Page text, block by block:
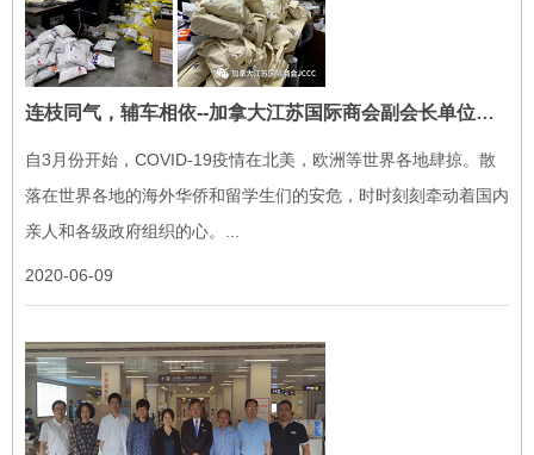
连枝同气，辅车相依--加拿大江苏国际商会副会长单位东恒实业义务助力省侨联向海外侨胞驰援抗疫物资
自3月份开始，COVID-19疫情在北美，欧洲等世界各地肆掠。散
落在世界各地的海外华侨和留学生们的安危，时时刻刻牵动着国内
亲人和各级政府组织的心。...
2020-06-09